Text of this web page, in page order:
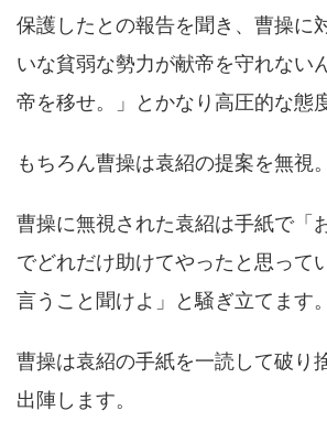
保護したとの報告を聞き、曹操に
いな貧弱な勢力が献帝を守れない
帝を移せ。」とかなり高圧的な態
もちろん曹操は袁紹の提案を無視。
曹操に無視された袁紹は手紙で「
でどれだけ助けてやったと思って
言うこと聞けよ」と騒ぎ立てます。
曹操は袁紹の手紙を一読して破り
出陣します。